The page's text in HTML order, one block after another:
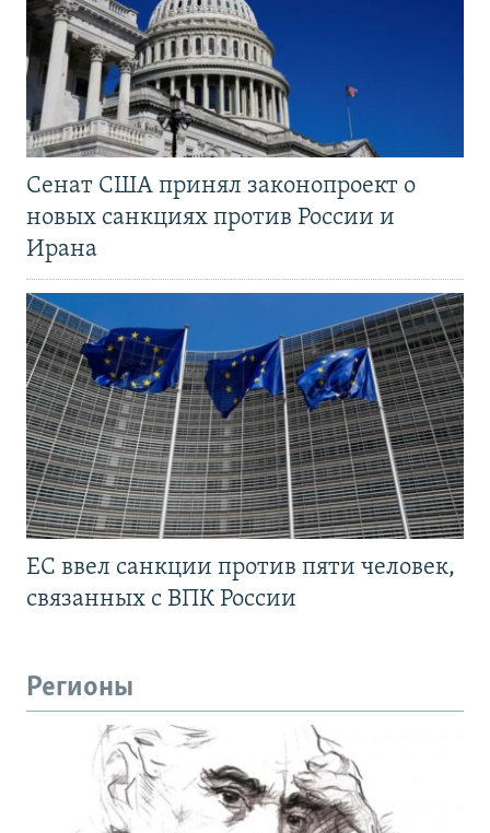
Сенат США принял законопроект о
новых санкциях против России и
Ирана
ЕС ввел санкции против пяти человек,
связанных с ВПК России
Регионы